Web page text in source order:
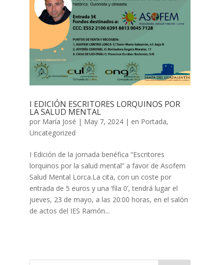
I EDICIÓN ESCRITORES LORQUINOS POR
LA SALUD MENTAL
por María José | May 7, 2024| en Portada,
Uncategorized
I Edición de la jornada benéfica “Escritores
lorquinos por la salud mental” a favor de Asofem
Salud Mental Lorca.La cita, con un coste por
entrada de 5 euros y una ‘fila 0’, tendrá lugar el
jueves, 23 de mayo, a las 20:00 horas, en el salón
de actos del IES Ramón...